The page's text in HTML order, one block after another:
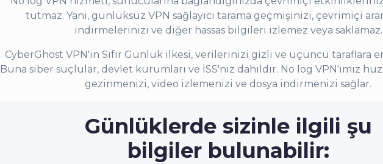
tutmaz. Yani, günlüksüz VPN sağlayıcı tarama geçmişinizi, çevrimiçi
indirmelerinizi ve diğer hassas bilgileri izlemez veya saklamaz.
CyberGhost VPN'in Sıfır Günlük ilkesi, verilerinizi gizli ve üçüncü taraflara
Buna siber suçlular, devlet kurumları ve İSS'niz dahildir. No log VPN'imiz
gezinmenizi, video izlemenizi ve dosya indirmenizi sağlar.
Günlüklerde sizinle ilgili şu
bilgiler bulunabilir: